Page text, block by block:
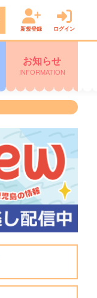
チェック！かごしま
新規登録 ログイン
お知らせ
INFORMATION